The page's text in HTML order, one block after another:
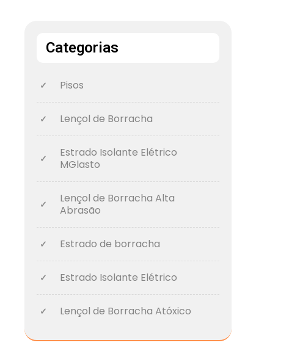
Categorias
Pisos
Lençol de Borracha
Estrado Isolante Elétrico
MGlasto
Lençol de Borracha Alta
Abrasão
Estrado de borracha
Estrado Isolante Elétrico
Lençol de Borracha Atóxico